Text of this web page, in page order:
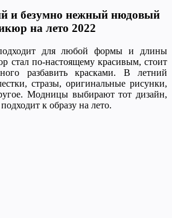
и безумно нежный нюдовый
на лето 2022
для любой формы и длины
стал по-настоящему красивым, стоит
разбавить красками. В летний
стразы, оригинальные рисунки,
Модницы выбирают тот дизайн,
к образу на лето.